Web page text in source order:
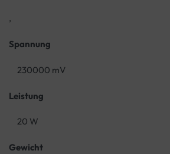
,
Spannung
230000 mV
Leistung
20 W
Gewicht